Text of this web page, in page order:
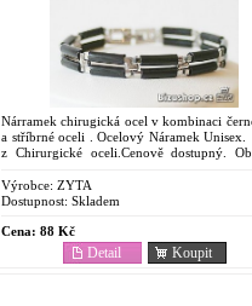
Nárramek chirugická ocel v kombinaci
a stříbrné oceli . Ocelový Náramek Unisex.
z Chirurgické oceli.Cenově dostupný.
Výrobce: ZYTA
Dostupnost: Skladem
Cena: 88 Kč
Koupit
Detail